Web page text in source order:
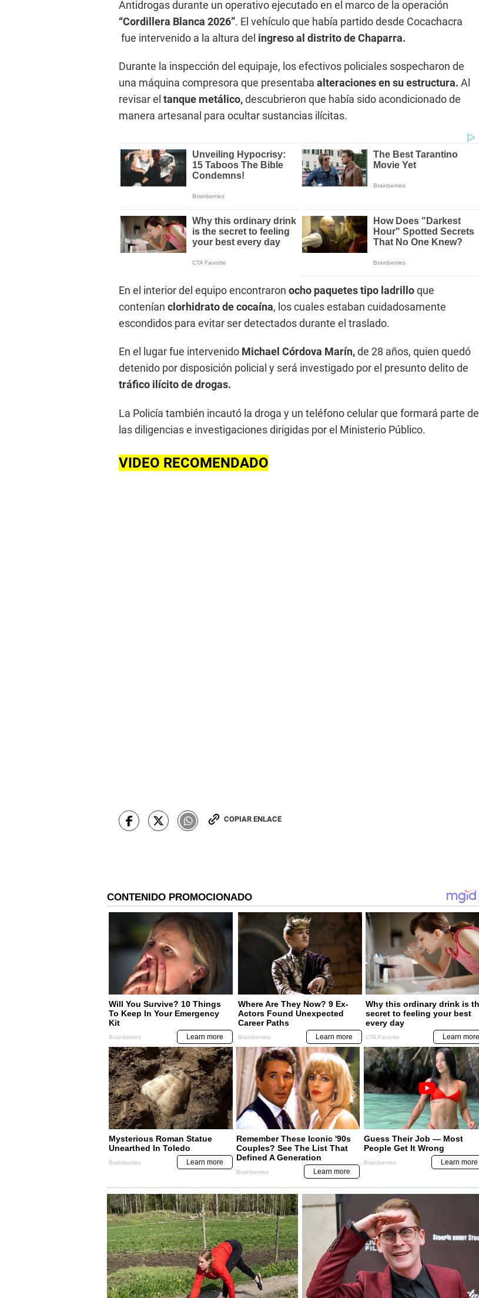
Antidrogas durante un operativo ejecutado en el marco de la operación
“Cordillera Blanca 2026”. El vehículo que había partido desde Cocachacra
fue intervenido a la altura del ingreso al distrito de Chaparra.
Durante la inspección del equipaje, los efectivos policiales sospecharon de
una máquina compresora que presentaba alteraciones en su estructura. Al
revisar el tanque metálico,descubrieron que había sido acondicionado de
manera artesanal para ocultar sustancias ilícitas.
En el interior del equipo encontraron ocho paquetes tipo ladrilloque
contenían clorhidrato de cocaína, los cuales estaban cuidadosamente
escondidos para evitar ser detectados durante el traslado.
En el lugar fue intervenido Michael Córdova Marín,de 28 años, quien quedó
detenido por disposición policial y será investigado por el presunto delito de
tráfico ilícito de drogas.
La Policía también incautó la droga y un teléfono celular que formará parte de
las diligencias e investigaciones dirigidas por el Ministerio Público.
VIDEO RECOMENDADO
COPIAR ENLACE